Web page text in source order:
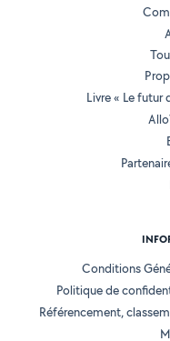
Livre « Le futur
Conditions
Politique de
Référencement,